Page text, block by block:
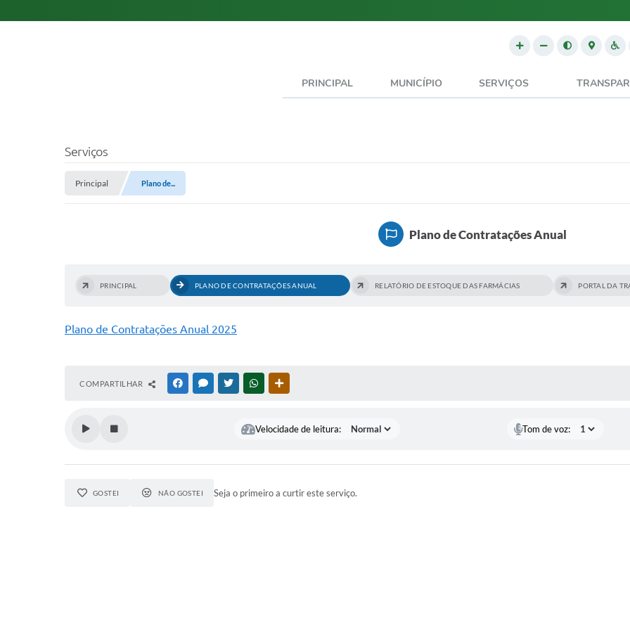
PRINCIPAL MUNICÍPIO SERVIÇOS
Serviços
Principal Plano de...
Plano de Contratações Anual
PRINCIPAL PLANO DE CONTRATAÇÕES ANUAL RELATÓRIO DE ESTOQUE DAS FARMÁCIAS PORTAL DA
Plano de Contratações Anual 2025
COMPARTILHAR FACEBOOKMESSENGER
TWITTERWHATSAPP
Velocidade de leitura: Tom de voz:
GOSTEI NÃO GOSTEI Seja o primeiro a curtir este serviço.